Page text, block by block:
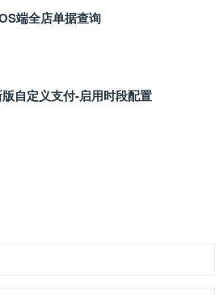
端全店单据查询
自定义支付‑启用时段配置